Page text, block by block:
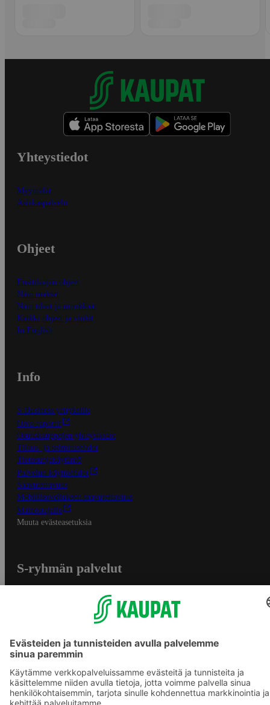
Yhteystiedot
Myymälät
Asiakaspalvelu
Ohjeet
Ensitilaajan ohjeet
Näin maksat
Näin tilaat ja muokkaat
Kaikki ohjeet ja vinkit
In English
Info
S-Business yrityksille
Oiva-raportit
Osuuskauppojen yhteystiedot
Tilaus- ja toimitusehdot
Tietosuojakäytäntö
Palvelun käyttöehdot
Saavutettavuus
Mobiilisovelluksen saavutettavuus
Mainostajalle
Muuta evästeasetuksia
S-ryhmän palvelut
S-ostoslista -sovellus
Prisma.fi
Sokos.fi
S-Pankki
Yhteishyvä